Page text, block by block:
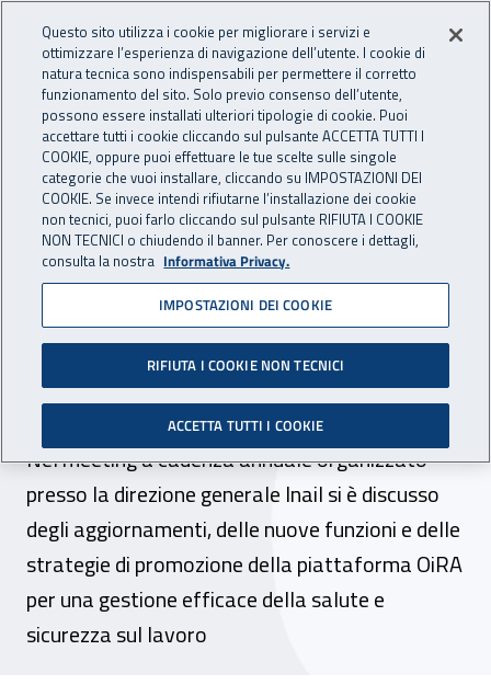
INAIL - Istituto Nazionale
Apri cerca
Navigazione principale
Navigazione - Ti trovi in:
Home Inail comunica News
10 aprile 2019
OiRA, a Roma la riunione
del gruppo di lavoro
europeo
Nel meeting a cadenza annuale organizzato
presso la direzione generale Inail si è discusso
degli aggiornamenti, delle nuove funzioni e delle
strategie di promozione della piattaforma OiRA
per una gestione efficace della salute e
sicurezza sul lavoro
Questo sito utilizza i cookie per migliorare i servizi e
ottimizzare l’esperienza di navigazione dell’utente. I cookie di
natura tecnica sono indispensabili per permettere il corretto
funzionamento del sito. Solo previo consenso dell’utente,
possono essere installati ulteriori tipologie di cookie. Puoi
accettare tutti i cookie cliccando sul pulsante ACCETTA TUTTI I
COOKIE, oppure puoi effettuare le tue scelte sulle singole
categorie che vuoi installare, cliccando su IMPOSTAZIONI DEI
COOKIE. Se invece intendi rifiutarne l’installazione dei cookie
non tecnici, puoi farlo cliccando sul pulsante RIFIUTA I COOKIE
NON TECNICI o chiudendo il banner. Per conoscere i dettagli,
consulta la nostra Informativa Privacy.
IMPOSTAZIONI DEI COOKIE
RIFIUTA I COOKIE NON TECNICI
ACCETTA TUTTI I COOKIE